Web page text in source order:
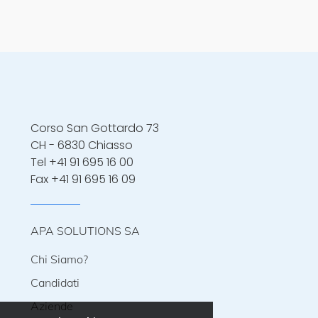
Corso San Gottardo 73
CH - 6830 Chiasso
Tel +41 91 695 16 00
Fax +41 91 695 16 09
APA SOLUTIONS SA
Chi Siamo?
Candidati
Aziende